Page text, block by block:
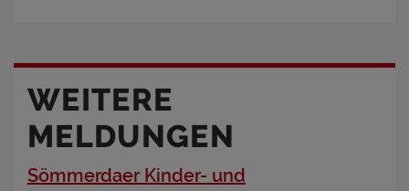
WEITERE
MELDUNGEN
Sömmerdaer Kinder- und